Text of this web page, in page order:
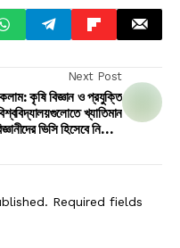
Next Post
কলাম: কৃষি বিজ্ঞান ও প্রযুক্তি
খ্যাতিমান
ভিসি হিসেবে নিয়োগ:
Required fields